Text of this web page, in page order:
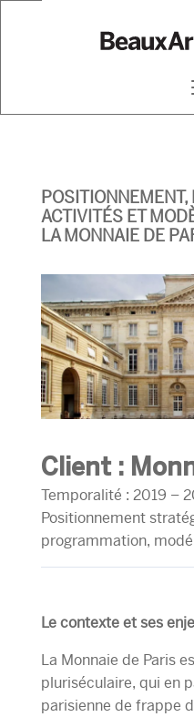
BEAUX ARTS
ACTIVITÉS ET
LA MONNAIE DE
Client :
Temporalité : 2019 –
Positionnement
programmation,
Le contexte et ses
La Monnaie de Paris
pluriséculaire, qui en
parisienne de frappe